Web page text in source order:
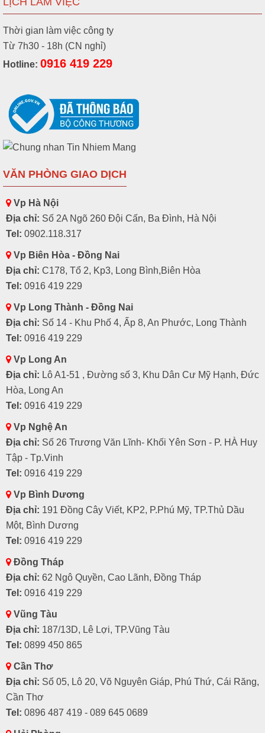
Thời gian làm việc công ty
Từ 7h30 - 18h (CN nghỉ)
Hotline: 0916 419 229
VĂN PHÒNG GIAO DỊCH
Vp Hà Nội
Địa chỉ: Số 2A Ngõ 260 Đội Cấn, Ba Đình, Hà Nội
Tel: 0902.118.317
Vp Biên Hòa - Đồng Nai
Địa chỉ: C178, Tổ 2, Kp3, Long Bình,Biên Hòa
Tel: 0916 419 229
Vp Long Thành - Đồng Nai
Địa chỉ: Số 14 - Khu Phố 4, Ấp 8, An Phước, Long Thành
Tel: 0916 419 229
Vp Long An
Địa chỉ: Lô A1-51 , Đường số 3, Khu Dân Cư Mỹ Hạnh, Đức
Hòa, Long An
Tel: 0916 419 229
Vp Nghệ An
Địa chỉ: Số 26 Trương Văn Lĩnh- Khối Yên Sơn - P. HÀ Huy
Tập - Tp.Vinh
Tel: 0916 419 229
Vp Bình Dương
Địa chỉ: 191 Đồng Cây Viết, KP2, P.Phú Mỹ, TP.Thủ Dầu
Một, Bình Dương
Tel: 0916 419 229
Đồng Tháp
Địa chỉ: 62 Ngô Quyền, Cao Lãnh, Đồng Tháp
Tel: 0916 419 229
Vũng Tàu
Địa chỉ: 187/13D, Lê Lợi, TP.Vũng Tàu
Tel: 0899 450 865
Cần Thơ
Địa chỉ: Số 05, Lô 20, Võ Nguyên Giáp, Phú Thứ, Cái Răng,
Cần Thơ
Tel: 0896 487 419 - 089 645 0689